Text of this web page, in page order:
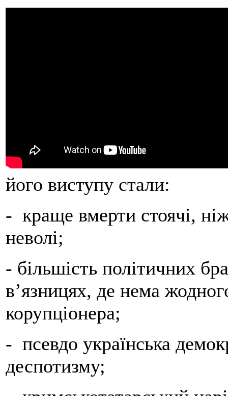
його виступу стали:
- краще вмерти стоячі,
неволі;
- більшість політичних
в’язницях, де нема
корупціонера;
- псевдо українська
деспотизму;